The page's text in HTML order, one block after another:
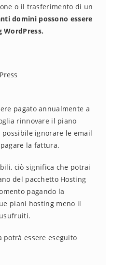
o il trasferimento di un
domini possono essere
pagato annualmente a
rinnovare il piano
possibile ignorare le email
la fattura.
ciò significa che potrai
del pacchetto Hosting
pagando la
piani hosting meno il
essere eseguito